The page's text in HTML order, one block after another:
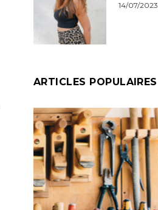
14/07/2023
ARTICLES POPULAIRES